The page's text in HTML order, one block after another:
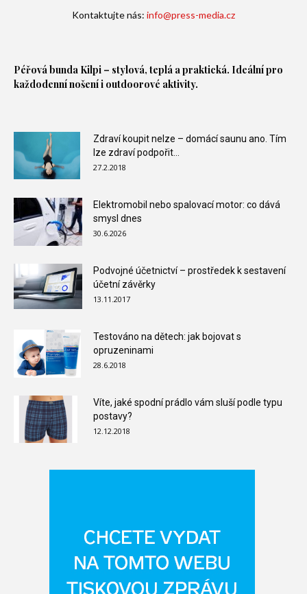
Kontaktujte nás: info@press-media.cz
Péřová bunda Kilpi – stylová, teplá a praktická. Ideální pro
každodenní nošení i outdoorové aktivity.
Zdraví koupit nelze – domácí saunu ano. Tím
lze zdraví podpořit...
27.2.2018
Elektromobil nebo spalovací motor: co dává
smysl dnes
30.6.2026
Podvojné účetnictví – prostředek k sestavení
účetní závěrky
13.11.2017
Testováno na dětech: jak bojovat s
opruzeninami
28.6.2018
Víte, jaké spodní prádlo vám sluší podle typu
postavy?
12.12.2018